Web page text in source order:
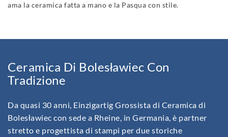
ama la ceramica fatta a mano e la Pasqua con stile.
Ceramica Di Bolesławiec Con
Tradizione
Da quasi 30 anni, Einzigartig Grossista di Ceramica di
Bolesławiec con sede a Rheine, in Germania, è partner
stretto e progettista di stampi per due storiche